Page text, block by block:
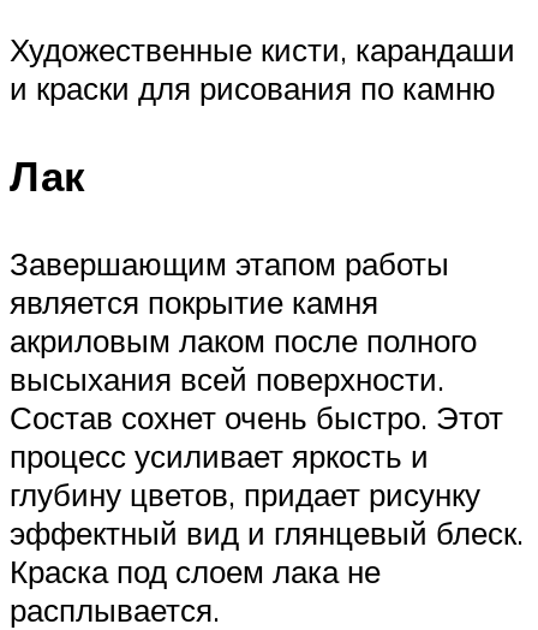
Художественные кисти, карандаши
и краски для рисования по камню
Лак
Завершающим этапом работы
является покрытие камня
акриловым лаком после полного
высыхания всей поверхности.
Состав сохнет очень быстро. Этот
процесс усиливает яркость и
глубину цветов, придает рисунку
эффектный вид и глянцевый блеск.
Краска под слоем лака не
расплывается.